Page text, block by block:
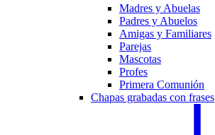
Madres y Abuelas
Padres y Abuelos
Amigas y Familiares
Parejas
Mascotas
Profes
Primera Comunión
Chapas grabadas con frases